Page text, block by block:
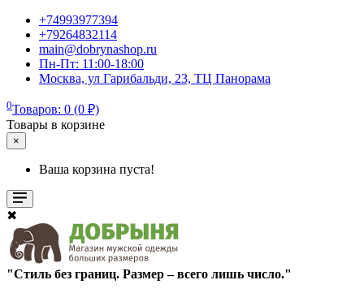
+74993977394
+79264832114
main@dobrynashop.ru
Пн-Пт: 11:00-18:00
Москва, ул Гарибальди, 23, ТЦ Панорама
0Товаров: 0 (0 ₽)
Товары в корзине
×
Ваша корзина пуста!
✖
"Стиль без границ. Размер – всего лишь число."